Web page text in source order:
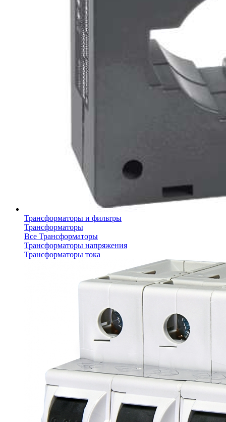
Трансформаторы и фильтры
Трансформаторы
Все Трансформаторы
Трансформаторы напряжения
Трансформаторы тока